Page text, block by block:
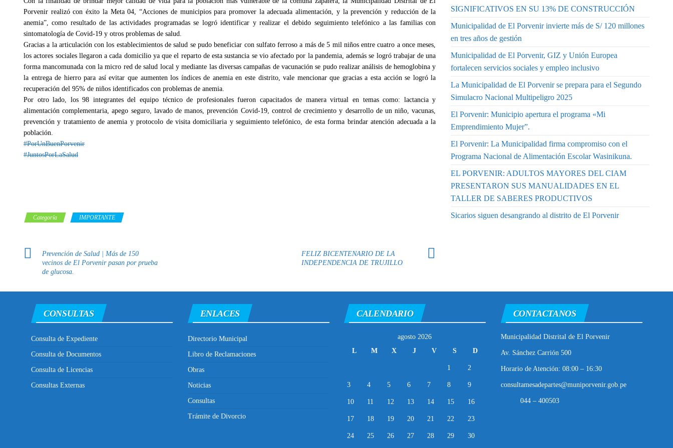
Porvenir realizó con éxito la Meta 04, “Acciones de municipios para promover la adecuada alimentación, y la prevención y reducción de la
anemia”, como resultado de las actividades programadas se logró identificar y realizar el debido seguimiento telefónico a las familias con
sintomatología de Covid-19 y otros problemas de salud.
Gracias a la articulación con los establecimientos de salud se pudo beneficiar con sulfato ferroso a más de 5 mil niños entre cuatro a once meses,
los actores sociales llegaron a cada domicilio ya que el reparto de esta sustancia se vio afectado por la pandemia, además se logró trabajar de una
forma mancomunada con la micro red de salud local y mediante las diversas campañas de vacunación se pudo realizar análisis de hemoglobina y
la entrega de hierro para así evitar que aumenten los índices de anemia en este distrito, vale mencionar que gracias a esta acción se logró la
recuperación del 95% de niños identificados con problemas de anemia.
Por otro lado, los 98 integrantes del equipo técnico de profesionales fueron capacitados de manera virtual en temas como: lactancia y
alimentación complementaria, apego seguro, lavado de manos, prevención Covid-19, control de crecimiento y desarrollo de un niño, vacunas,
prevención y tratamiento de anemia y protocolo de visita domiciliaria y seguimiento telefónico, de esta forma brindar atención adecuada a la
población.
#PorUnBuenPorvenir
#JuntosPorLaSalud
Categoría IMPORTANTE
Prevención de Salud | Más de 150
vecinos de El Porvenir pasan por prueba
de glucosa.
FELIZ BICENTENARIO DE LA
INDEPENDENCIA DE TRUJILLO
SIGNIFICATIVOS EN SU 13% DE CONSTRUCCIÓN
Municipalidad de El Porvenir invierte más de S/ 120 millones
en tres años de gestión
Municipalidad de El Porvenir, GIZ y Unión Europea
fortalecen servicios sociales y empleo inclusivo
La Municipalidad de El Porvenir se prepara para el Segundo
Simulacro Nacional Multipeligro 2025
El Porvenir: Municipio apertura el programa «Mi
Emprendimiento Mujer”.
El Porvenir: La Municipalidad firma compromiso con el
Programa Nacional de Alimentación Escolar Wasinikuna.
EL PORVENIR: ADULTOS MAYORES DEL CIAM
PRESENTARON SUS MANUALIDADES EN EL
TALLER DE SABERES PRODUCTIVOS
Sicarios siguen desangrando al distrito de El Porvenir
CONSULTAS
Consulta de Expediente
Consulta de Documentos
Consulta de Licencias
Consultas Externas
ENLACES
Directorio Municipal
Libro de Reclamaciones
Obras
Noticias
Consultas
Trámite de Divorcio
CALENDARIO
agosto 2026
L
M X J V S D
1 2
3 4 5 6 7 8 9
10 11 12 13 14 15 16
17 18 19 20 21 22 23
24 25 26 27 28 29 30
CONTACTANOS
Municipalidad Distrital de El Porvenir
Av. Sánchez Carrión 500
Horario de Atención: 08:00 – 16:30
consultamesadepartes@muniporvenir.gob.pe
044 – 400503